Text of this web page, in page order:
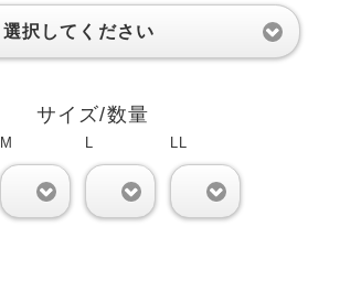
選択してください
サイズ/数量
M L LL